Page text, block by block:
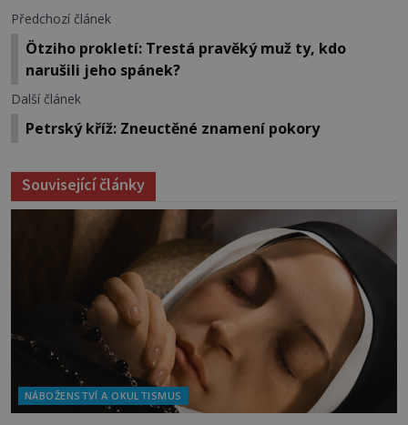
Předchozí článek
Ötziho prokletí: Trestá pravěký muž ty, kdo
narušili jeho spánek?
Další článek
Petrský kříž: Zneuctěné znamení pokory
Související články
NÁBOŽENSTVÍ A OKULTISMUS